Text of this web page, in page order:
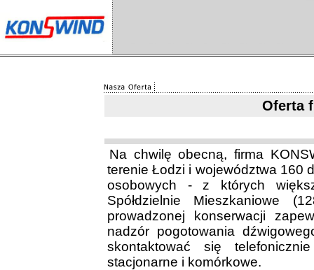
Oferta
Na chwilę obecną, firma
terenie Łodzi i województwa 160
osobowych - z których
Spółdzielnie Mieszkaniowe
prowadzonej konserwacji
nadzór pogotowania
skontaktować się
stacjonarne i komórkowe.